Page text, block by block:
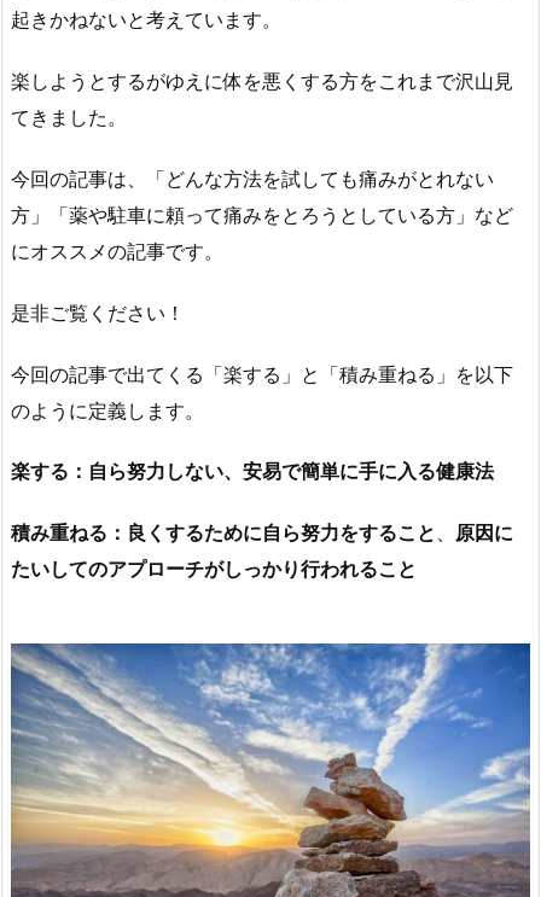
起きかねないと考えています。
楽しようとするがゆえに体を悪くする方をこれまで沢山見
てきました。
今回の記事は、「どんな方法を試しても痛みがとれない
方」「薬や駐車に頼って痛みをとろうとしている方」など
にオススメの記事です。
是非ご覧ください！
今回の記事で出てくる「楽する」と「積み重ねる」を以下
のように定義します。
楽する：自ら努力しない、安易で簡単に手に入る健康法
積み重ねる：良くするために自ら努力をすること 、 原因に
たいしてのアプローチがしっかり行われること